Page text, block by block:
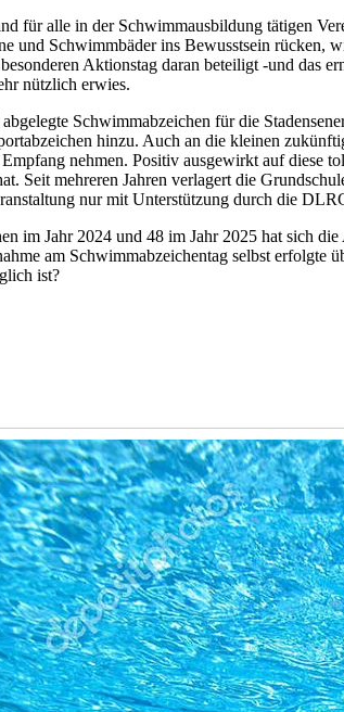
für alle in der Schwimmausbildung tätigen
und Schwimmbäder ins Bewusstsein rücken,
Aktionstag daran beteiligt -und das
nützlich erwies.
Schwimmabzeichen für die
hinzu. Auch an die kleinen
nehmen. Positiv ausgewirkt auf diese
Seit mehreren Jahren verlagert die
nur mit Unterstützung durch die
im Jahr 2024 und 48 im Jahr 2025 hat sich
am Schwimmabzeichentag selbst
ist?